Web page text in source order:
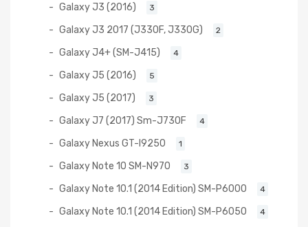
Galaxy J3 (2016) 3
Galaxy J3 2017 (J330F, J330G) 2
Galaxy J4+ (SM-J415) 4
Galaxy J5 (2016) 5
Galaxy J5 (2017) 3
Galaxy J7 (2017) Sm-J730F 4
Galaxy Nexus GT-I9250 1
Galaxy Note 10 SM-N970 3
Galaxy Note 10.1 (2014 Edition) SM-P6000 4
Galaxy Note 10.1 (2014 Edition) SM-P6050 4